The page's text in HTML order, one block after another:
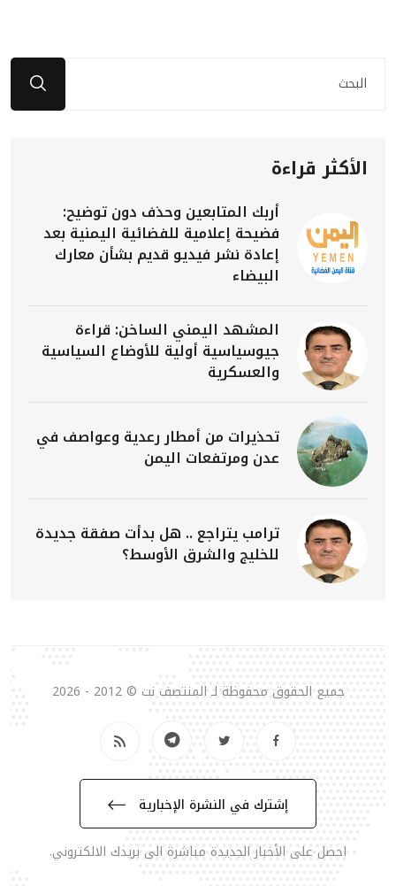
الأكثر قراءة
أربك المتابعين وحذف دون توضيح:
فضيحة إعلامية للفضائية اليمنية بعد
إعادة نشر فيديو قديم بشأن معارك
البيضاء
المشهد اليمني الساخن: قراءة
جيوسياسية أولية للأوضاع السياسية
والعسكرية
تحذيرات من أمطار رعدية وعواصف في
عدن ومرتفعات اليمن
ترامب يتراجع .. هل بدأت صفقة جديدة
للخليج والشرق الأوسط؟
جميع الحقوق محفوظة لـ المنتصف نت © 2012 - 2026
إشترك في النشرة الإخبارية
احصل على الأخبار الجديدة مباشرة الى بريدك الالكتروني.